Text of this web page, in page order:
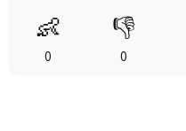
👶
0
👎
0